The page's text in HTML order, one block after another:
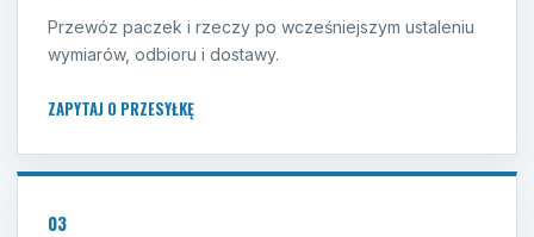
Przewóz paczek i rzeczy po wcześniejszym ustaleniu
wymiarów, odbioru i dostawy.
ZAPYTAJ O PRZESYŁKĘ
03